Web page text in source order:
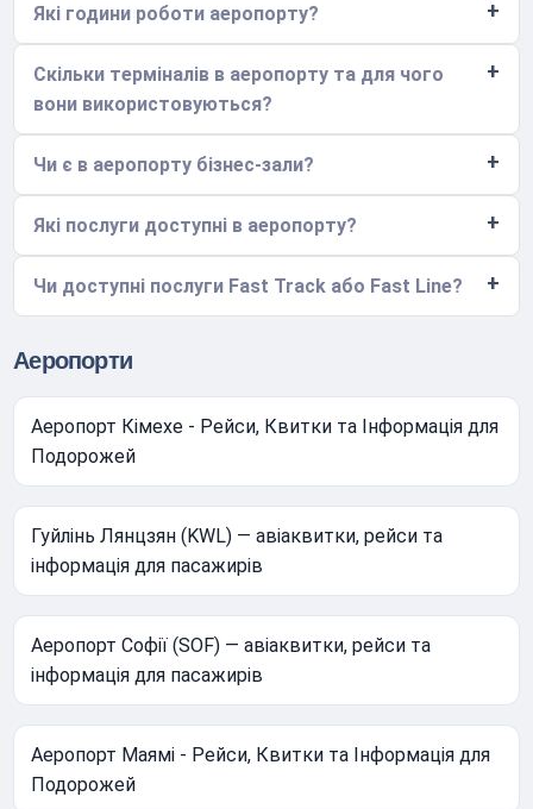
Які години роботи аеропорту?
Скільки терміналів в аеропорту та для чого
вони використовуються?
Чи є в аеропорту бізнес-зали?
Які послуги доступні в аеропорту?
Чи доступні послуги Fast Track або Fast Line?
Аеропорти
Аеропорт Кімехе - Рейси, Квитки та Інформація для
Подорожей
Гуйлінь Лянцзян (KWL) — авіаквитки, рейси та
інформація для пасажирів
Аеропорт Софії (SOF) — авіаквитки, рейси та
інформація для пасажирів
Аеропорт Маямі - Рейси, Квитки та Інформація для
Подорожей